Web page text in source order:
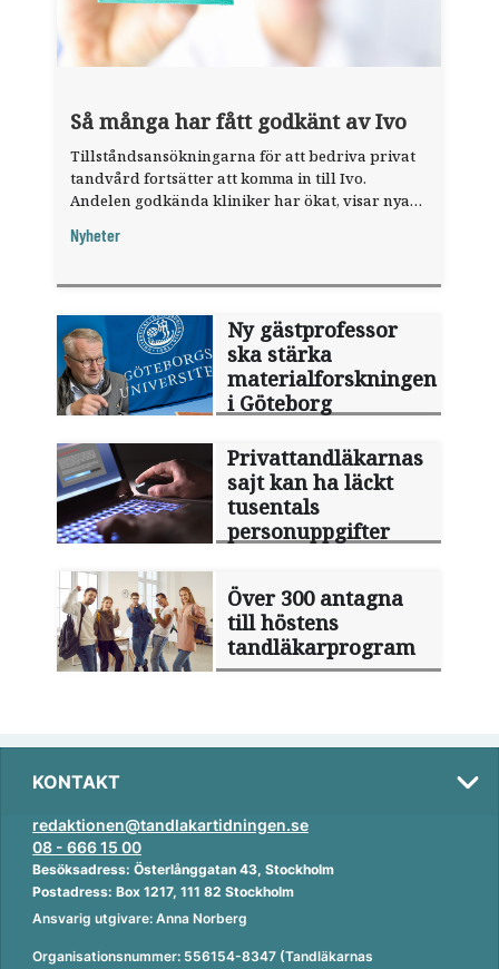
Så många har fått godkänt av Ivo
Tillståndsansökningarna för att bedriva privat
tandvård fortsätter att komma in till Ivo.
Andelen godkända kliniker har ökat, visar nya
Nyheter
Ny gästprofessor
ska stärka
materialforskningen
i Göteborg
Privattandläkarnas
sajt kan ha läckt
tusentals
personuppgifter
Över 300 antagna
till höstens
tandläkarprogram
KONTAKT
redaktionen@tandlakartidningen.se
08 - 666 15 00
Besöksadress: Österlånggatan 43, Stockholm
Postadress: Box 1217, 111 82 Stockholm
Ansvarig utgivare: Anna Norberg
Organisationsnummer: 556154-8347 (Tandläkarnas